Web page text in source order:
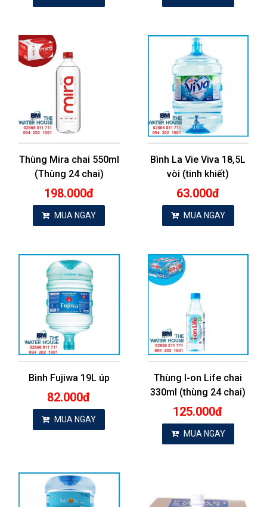
Thùng Mira chai 550ml
(Thùng 24 chai)
198.000đ
MUA NGAY
Bình La Vie Viva 18,5L
vòi (tinh khiết)
63.000đ
MUA NGAY
Bình Fujiwa 19L úp
82.000đ
MUA NGAY
Thùng I-on Life chai
330ml (thùng 24 chai)
125.000đ
MUA NGAY